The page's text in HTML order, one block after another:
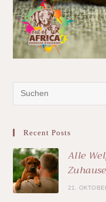
Recent Posts
Alle
21.